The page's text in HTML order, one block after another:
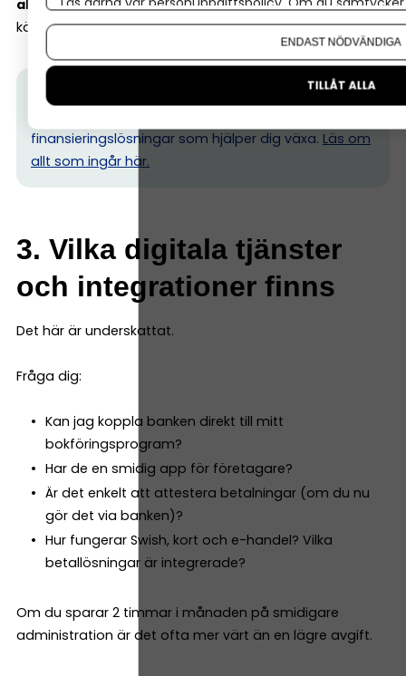
alla företagets (och dina privata) behov, och som lär
känna hela din och företagets ekonomi.
Tips från Nordea:
Hos oss på Nordea får du som
finansieringslösningar som hjälper dig växa. Läs om
allt som ingår här.
3. Vilka digitala tjänster
och integrationer finns
Det här är underskattat.
Fråga dig:
Kan jag koppla banken direkt till mitt
bokföringsprogram?
Har de en smidig app för företagare?
Är det enkelt att attestera betalningar (om du nu
gör det via banken)?
Hur fungerar Swish, kort och e-handel? Vilka
betallösningar är integrerade?
Om du sparar 2 timmar i månaden på smidigare
administration är det ofta mer värt än en lägre avgift.
Om du vill ändra ditt val i efterhand hittar du den
ENDAST NÖDVÄNDIGA
TILLÅT ALLA